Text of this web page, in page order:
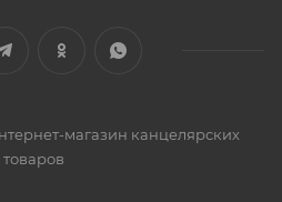
магазин канцелярских
товаров